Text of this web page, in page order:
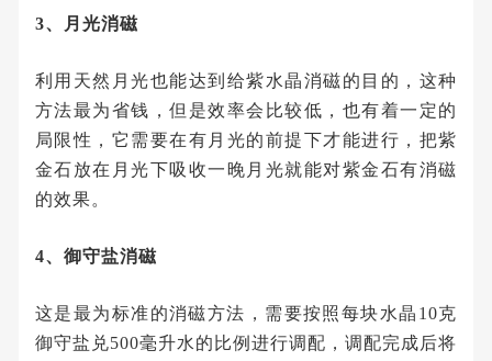
3、月光消磁
利用天然月光也能达到给紫水晶消磁的目的，这种
方法最为省钱，但是效率会比较低，也有着一定的
局限性，它需要在有月光的前提下才能进行，把紫
金石放在月光下吸收一晚月光就能对紫金石有消磁
的效果。
4、御守盐消磁
这是最为标准的消磁方法，需要按照每块水晶10克
御守盐兑500毫升水的比例进行调配，调配完成后将